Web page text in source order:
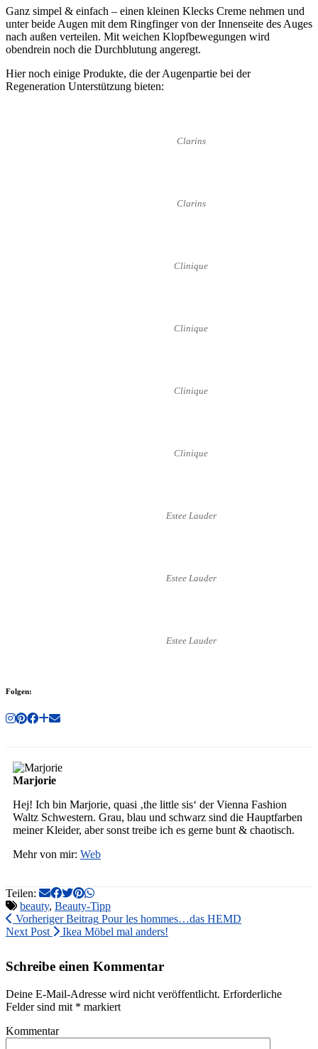
Ganz simpel & einfach – einen kleinen Klecks Creme nehmen und
unter beide Augen mit dem Ringfinger von der Innenseite des Auges
nach außen verteilen. Mit weichen Klopfbewegungen wird
obendrein noch die Durchblutung angeregt.
Hier noch einige Produkte, die der Augenpartie bei der
Regeneration Unterstützung bieten:
Clarins
Clarins
Clinique
Clinique
Clinique
Clinique
Estee Lauder
Estee Lauder
Estee Lauder
Folgen:
Marjorie
Hej! Ich bin Marjorie, quasi ‚the little sis‘ der Vienna Fashion
Waltz Schwestern. Grau, blau und schwarz sind die Hauptfarben
meiner Kleider, aber sonst treibe ich es gerne bunt & chaotisch.
Mehr von mir: Web
Teilen:
beauty, Beauty-Tipp
Vorheriger Beitrag Pour les hommes…das HEMD
Next Post
Ikea Möbel mal anders!
Schreibe einen Kommentar
Deine E-Mail-Adresse wird nicht veröffentlicht. Erforderliche
Felder sind mit * markiert
Kommentar